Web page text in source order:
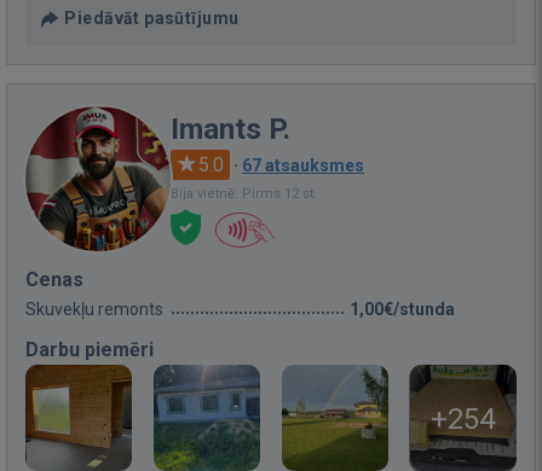
Piedāvāt pasūtījumu
Imants P.
5.0 · 67 atsauksmes
Bija vietnē: Pirms 12 st.
Cenas
Skuvekļu remonts 1,00€/stunda
Darbu piemēri
+254